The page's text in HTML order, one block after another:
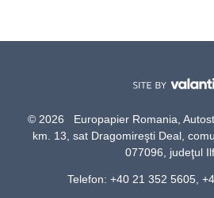
© 2026 Europapier Romania,
km. 13, sat Dragomireşti Deal,
077096, judeţul
Telefon: +40 21 352 5605,